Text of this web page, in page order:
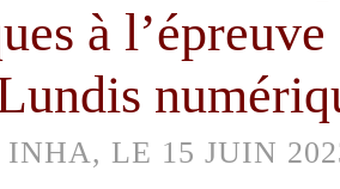
à
INHA, LE 15 JUIN